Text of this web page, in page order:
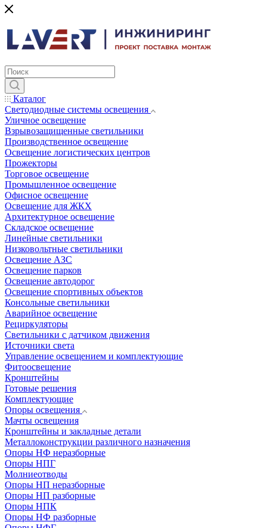
Каталог
Светодиодные системы освещения
Уличное освещение
Взрывозащищенные светильники
Производственное освещение
Освещение логистических центров
Прожекторы
Торговое освещение
Промышленное освещение
Офисное освещение
Освещение для ЖКХ
Архитектурное освещение
Складское освещение
Линейные светильники
Низковольтные светильники
Освещение АЗС
Освещение парков
Освещение автодорог
Освещение спортивных объектов
Консольные светильники
Аварийное освещение
Рециркуляторы
Светильники с датчиком движения
Источники света
Управление освещением и комплектующие
Фитоосвещение
Кронштейны
Готовые решения
Комплектующие
Опоры освещения
Мачты освещения
Кронштейны и закладные детали
Металлоконструкции различного назначения
Опоры НФ неразборные
Опоры НПГ
Молниеотводы
Опоры НП неразборные
Опоры НП разборные
Опоры НПК
Опоры НФ разборные